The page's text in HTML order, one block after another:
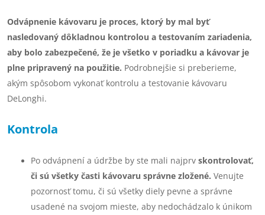
Odvápnenie kávovaru je proces, ktorý by mal byť
nasledovaný dôkladnou kontrolou a testovaním zariadenia,
aby bolo zabezpečené, že je všetko v poriadku a kávovar je
plne pripravený na použitie. Podrobnejšie si preberieme,
akým spôsobom vykonať kontrolu a testovanie kávovaru
DeLonghi.
Kontrola
Po odvápnení a údržbe by ste mali najprv skontrolovať,
či sú všetky časti kávovaru správne zložené. Venujte
pozornosť tomu, či sú všetky diely pevne a správne
usadené na svojom mieste, aby nedochádzalo k únikom